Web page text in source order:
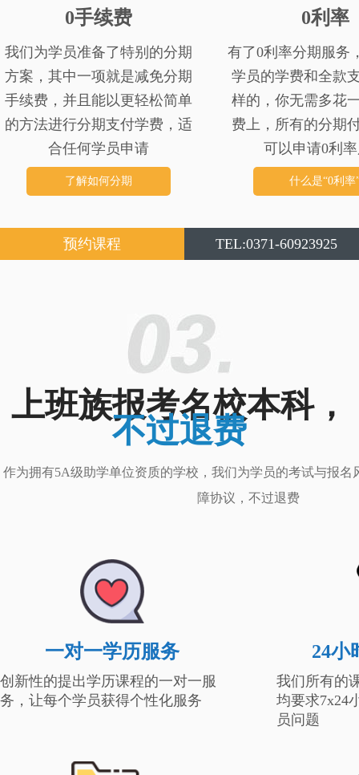
0手续费
我们为学员准备了特别的分期
方案，其中一项就是减免分期
手续费，并且能以更轻松简单
的方法进行分期支付学费，适
合任何学员申请
了解如何分期
0利率
有了0利率分期服务
学员的学费和全款
样的，你无需多花
费上，所有的分期
可以申请0利
什么是“0利率
预约课程 TEL:0371-60923925
上班族报考名校本科，
不过退费
作为拥有5A级助学单位资质的学校，我们为学员的考试与报名
障协议，不过退费
一对一学历服务
创新性的提出学历课程的一对一服
务，让每个学员获得个性化服务
24小
我们所有的
均要求7x24
员问题